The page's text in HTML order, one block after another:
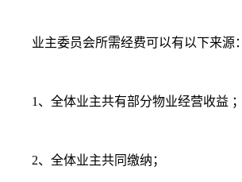
业主委员会所需经费可以有以下来源：
1、全体业主共有部分物业经营收益 ；
2、全体业主共同缴纳；